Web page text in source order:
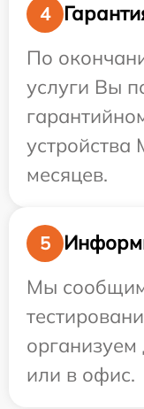
4
По
услуги Вы
устройства
месяцев.
5
Мы
или в офис.